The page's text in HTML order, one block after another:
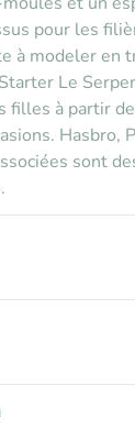
pour les
à modeler en
Le
filles à partir
Hasbro,
sont